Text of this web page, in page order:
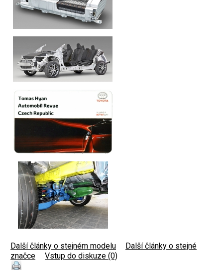
Další články o stejném modelu
Další články o stejné
značce
Vstup do diskuze (0)